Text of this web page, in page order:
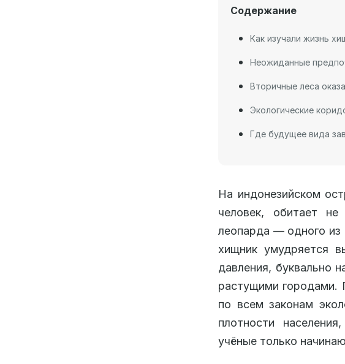
Содержание
Как изучали жизнь
Неожиданные
Вторичные леса
Экологические
Где будущее вида
На индонезийском
человек, обитает
леопарда — одного из
хищник умудряется
давления, буквально
растущими городами.
по всем законам
плотности
учёные только